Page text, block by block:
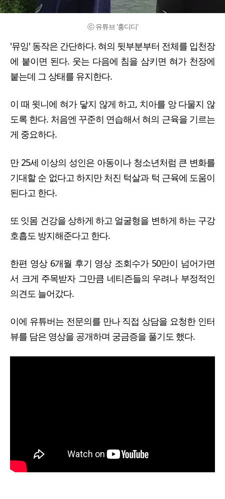
ⓒ 유튜브 '홍디디'
'뮤잉' 동작은 간단하다. 혀의 뒷부분부터 전체를 입천장
에 붙이면 된다. 웃는 다음에 침을 삼키면 혀가 천장에
붙는데 그 상태를 유지한다.
이 때 윗니에 혀가 닿지 않게 하고, 치아를 앙 다물지 않
도록 한다. 처음엔 꾸준히 연습해서 혀의 근육을 기르는
게 중요하다.
만 25세 이상의 성인은 아동이나 청소년처럼 큰 변화를
기대할 순 없다고 하지만 처진 턱살과 턱 근육에 도움이
된다고 한다.
또 잇몸 건강을 상하게 하고 얼굴형을 변하게 하는 구강
호흡도 방지해준다고 한다.
한편 영상 6개월 후기 영상 조회수가 50만이 넘어가면
서 크게 주목받자 그만큼 네티즌들의 우려나 부정적인
의견도 늘어갔다.
이에 유튜버는 전문의를 만나 직접 상담을 요청한 인터
뷰를 담은 영상을 공개하며 궁금증을 풀기도 했다.